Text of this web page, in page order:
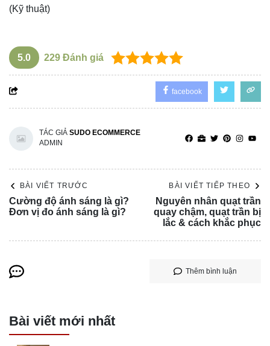
(Kỹ thuật)
5.0 229 Đánh giá
facebook
TÁC GIẢ SUDO ECOMMERCE
ADMIN
BÀI VIẾT TRƯỚC
Cường độ ánh sáng là gì?
Đơn vị đo ánh sáng là gì?
BÀI VIẾT TIẾP THEO
Nguyên nhân quạt trần
quay chậm, quạt trần bị
lắc & cách khắc phục
Thêm bình luận
Bài viết mới nhất